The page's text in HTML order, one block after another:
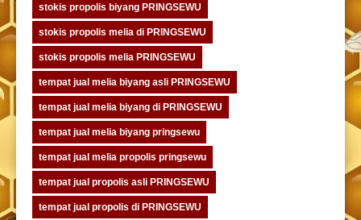
stokis propolis biyang PRINGSEWU
stokis propolis melia di PRINGSEWU
stokis propolis melia PRINGSEWU
tempat jual melia biyang asli PRINGSEWU
tempat jual melia biyang di PRINGSEWU
tempat jual melia biyang pringsewu
tempat jual melia propolis pringsewu
tempat jual propolis asli PRINGSEWU
tempat jual propolis di PRINGSEWU